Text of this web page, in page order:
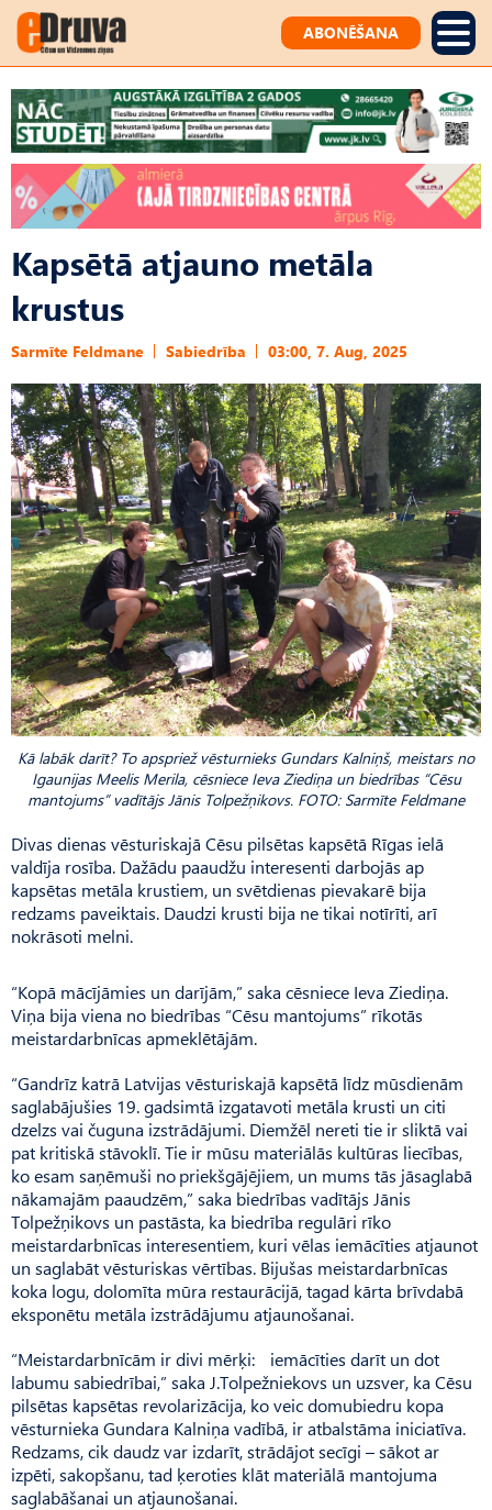
ABONĒŠANA
Kapsētā atjauno metāla
krustus
Sarmīte Feldmane Sabiedrība 03:00, 7. Aug, 2025
Kā labāk darīt? To apspriež vēsturnieks Gundars Kalniņš, meistars no
Igaunijas Meelis Merila, cēsniece Ieva Ziediņa un biedrības “Cēsu
mantojums” vadītājs Jānis Tolpežņikovs. FOTO: Sarmīte Feldmane
Divas dienas vēsturiskajā Cēsu pilsētas kapsētā Rīgas ielā
valdīja rosība. Dažādu paaudžu interesenti darbojās ap
kapsētas metāla krustiem, un svētdienas pievakarē bija
redzams paveiktais. Daudzi krusti bija ne tikai notīrīti, arī
nokrāsoti melni.
“Kopā mācījāmies un darījām,” saka cēsniece Ieva Ziediņa.
Viņa bija viena no biedrības “Cēsu mantojums” rīkotās
meistardarbnīcas apmeklētājām.
“Gandrīz katrā Latvijas vēsturiskajā kapsētā līdz mūsdienām
saglabājušies 19. gadsimtā izgatavoti metāla krusti un citi
dzelzs vai čuguna izstrādājumi. Diemžēl nereti tie ir sliktā vai
pat kritiskā stāvoklī. Tie ir mūsu materiālās kultūras liecības,
ko esam saņēmuši no priekšgājējiem, un mums tās jāsaglabā
nākamajām paaudzēm,” saka biedrības vadītājs Jānis
Tolpežņikovs un pastāsta, ka biedrība regulāri rīko
meistardarbnīcas interesentiem, kuri vēlas iemācīties atjaunot
un saglabāt vēsturiskas vērtības. Bijušas meistardarbnīcas
koka logu, dolomīta mūra restaurācijā, tagad kārta brīvdabā
eksponētu metāla izstrādājumu atjaunošanai.
“Meistardarbnīcām ir divi mērķi: iemācīties darīt un dot
labumu sabiedrībai,” saka J.Tolpežniekovs un uzsver, ka Cēsu
pilsētas kapsētas revolarizācija, ko veic domubiedru kopa
vēsturnieka Gundara Kalniņa vadībā, ir atbalstāma iniciatīva.
Redzams, cik daudz var izdarīt, strādājot secīgi – sākot ar
izpēti, sakopšanu, tad ķeroties klāt materiālā mantojuma
saglabāšanai un atjaunošanai.